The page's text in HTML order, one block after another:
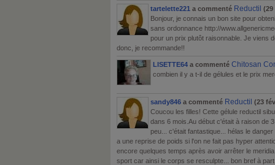
tartelette221 a commenté Reductil (29
Bonjour, je connais un bon site pour
sans ordonnance http://
pour un prix plutôt raisonnable. Je viens
donc, je recommande!!
LISETTE64 a commenté Chitosan
combien il y a t-il de gélules et le prix
sandy846 a commenté Reductil (23
Coucou les filles! Cette gélule reductil
dans 6 mois.Au début c'était à raison de
peu... c'était fantastique... hélas le
a une reprise de poids si l'on ne fait pas hyper
encore quelques temps après avoir arrêter le
sport car ainsi le corps se resculpte... bon bref à